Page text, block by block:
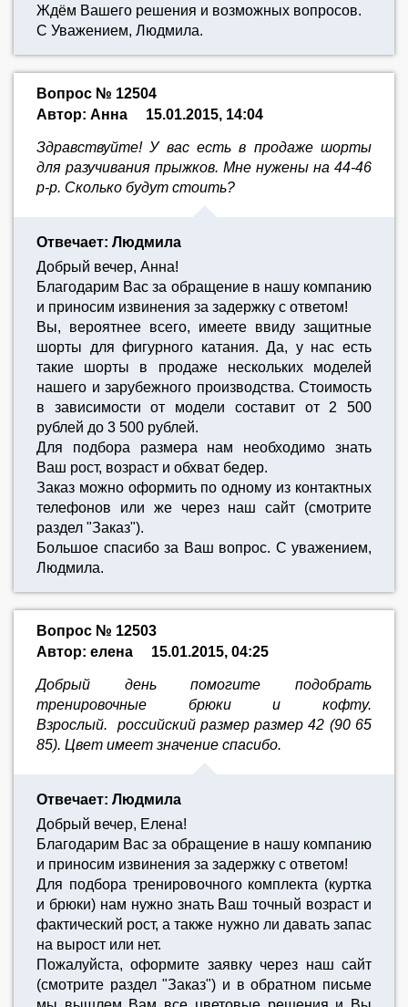
Ждём Вашего решения и возможных вопросов.
С Уважением, Людмила.
Вопрос № 12504
Автор: Анна
15.01.2015, 14:04
Здравствуйте! У вас есть в продаже шорты
для разучивания прыжков. Мне нужены на 44-46
р-р. Сколько будут стоить?
Отвечает: Людмила
Добрый вечер, Анна!
Благодарим Вас за обращение в нашу компанию
и приносим извинения за задержку с ответом!
Вы, вероятнее всего, имеете ввиду защитные
шорты для фигурного катания. Да, у нас есть
такие шорты в продаже нескольких моделей
нашего и зарубежного производства. Стоимость
в зависимости от модели составит от 2 500
рублей до 3 500 рублей.
Для подбора размера нам необходимо знать
Ваш рост, возраст и обхват бедер.
Заказ можно оформить по одному из контактных
телефонов или же через наш сайт (смотрите
раздел "Заказ").
Большое спасибо за Ваш вопрос. С уважением,
Людмила.
Вопрос № 12503
Автор: елена
15.01.2015, 04:25
Добрый день помогите подобрать
тренировочные брюки и кофту.
Взрослый. российский размер размер 42 (90 65
85). Цвет имеет значение спасибо.
Отвечает: Людмила
Добрый вечер, Елена!
Благодарим Вас за обращение в нашу компанию
и приносим извинения за задержку с ответом!
Для подбора тренировочного комплекта (куртка
и брюки) нам нужно знать Ваш точный возраст и
фактический рост, а также нужно ли давать запас
на вырост или нет.
Пожалуйста, оформите заявку через наш сайт
(смотрите раздел "Заказ") и в обратном письме